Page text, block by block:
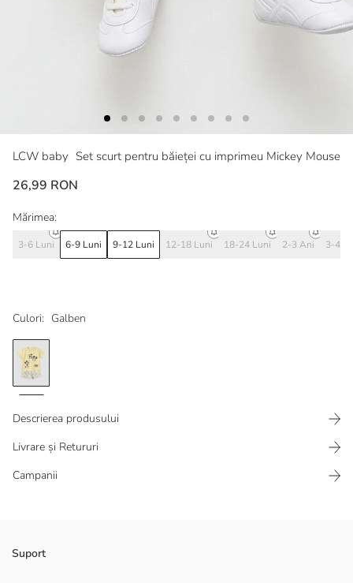
LCW baby Set scurt pentru băieței cu imprimeu Mickey Mouse
26,99 RON
Culori: Galben
Mărimea:
3-6 Luni 6-9 Luni 9-12 Luni 12-18 Luni 18-24 Luni 2-3 Ani 3-4
Descrierea produsului
Livrare și Retururi
Campanii
Set pentru băieței cu licență Mickey Mouse, format dintr-un tricou cu
guler rotund și mânecă scurtă și pantaloni scurți cu dungi. Țesătură
Suport